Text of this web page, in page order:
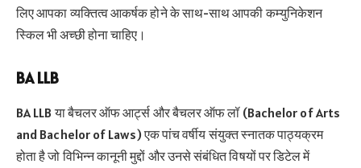
लिए आपका व्यक्तित्व आकर्षक होने के साथ-साथ आपकी कम्युनिकेशन
स्किल भी अच्छी होना चाहिए।
BA LLB
BA LLB या बैचलर ऑफ आर्ट्स और बैचलर ऑफ लॉ (Bachelor of Arts
and Bachelor of Laws) एक पांच वर्षीय संयुक्त स्नातक पाठ्यक्रम
होता है जो विभिन्न कानूनी मुद्दों और उनसे संबंधित विषयों पर डिटेल में